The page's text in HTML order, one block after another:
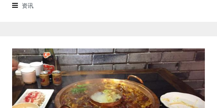
门进行考察，带大家了解五条人糖水铺加盟情况，欢迎大家前来考察。五条
资讯